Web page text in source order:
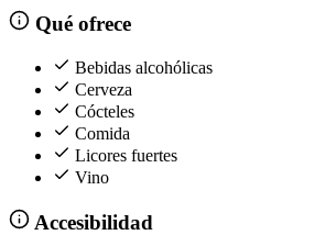
Qué ofrece
Bebidas alcohólicas
Cerveza
Cócteles
Comida
Licores fuertes
Vino
Accesibilidad